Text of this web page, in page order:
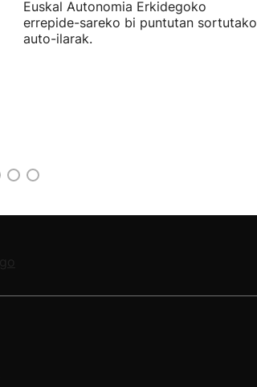
Euskal Autonomia Erkidegoko
errepide-sareko bi puntutan sortutako
auto-ilarak.